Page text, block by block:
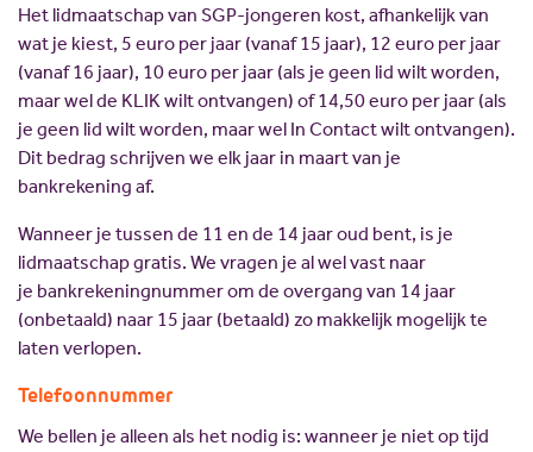
Het lidmaatschap van SGP-jongeren kost, afhankelijk van
wat je kiest, 5 euro per jaar (vanaf 15 jaar), 12 euro per jaar
(vanaf 16 jaar), 10 euro per jaar (als je geen lid wilt worden,
maar wel de KLIK wilt ontvangen) of 14,50 euro per jaar (als
je geen lid wilt worden, maar wel In Contact wilt ontvangen).
Dit bedrag schrijven we elk jaar in maart van je
bankrekening af.
Wanneer je tussen de 11 en de 14 jaar oud bent, is je
lidmaatschap gratis. We vragen je al wel vast naar
je bankrekeningnummer om de overgang van 14 jaar
(onbetaald) naar 15 jaar (betaald) zo makkelijk mogelijk te
laten verlopen.
Telefoonnummer
We bellen je alleen als het nodig is: wanneer je niet op tijd